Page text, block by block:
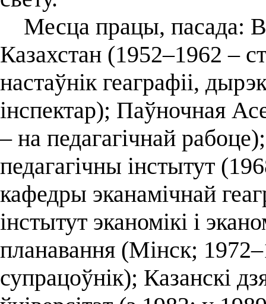
Месца працы, пасада:
Казахстан (1952–1962 –
настаўнік геаграфіі,
інспектар); Паўночная
– на педагагічнай
педагагічны інстытут
кафедры эканамічнай
інстытут эканомікі і
планавання (Мінск;
супрацоўнік); Казанскі